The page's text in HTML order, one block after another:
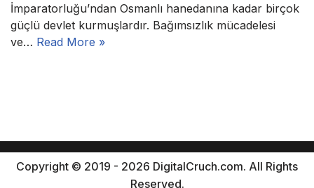
İmparatorluğu’ndan Osmanlı hanedanına kadar birçok
güçlü devlet kurmuşlardır. Bağımsızlık mücadelesi
ve… Read More »
Copyright © 2019 - 2026 DigitalCruch.com. All Rights
Reserved.